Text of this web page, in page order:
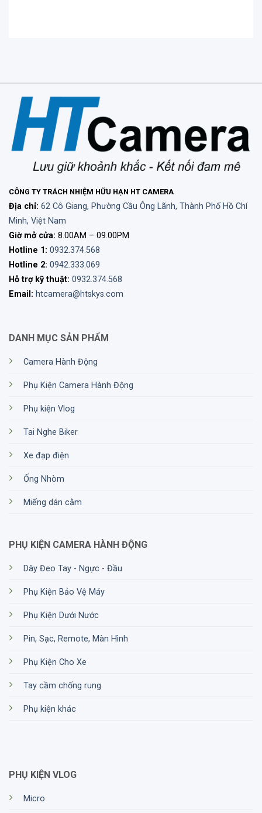
CÔNG TY TRÁCH NHIỆM HỮU HẠN HT CAMERA
Địa chỉ: 62 Cô Giang, Phường Cầu Ông Lãnh, Thành Phố Hồ Chí
Minh, Việt Nam
Giờ mở cửa: 8.00AM – 09.00PM
Hotline 1: 0932.374.568
Hotline 2: 0942.333.069
Hỗ trợ kỹ thuật: 0932.374.568
Email: htcamera@htskys.com
DANH MỤC SẢN PHẨM
Camera Hành Động
Phụ Kiện Camera Hành Động
Phụ kiện Vlog
Tai Nghe Biker
Xe đạp điện
Ống Nhòm
Miếng dán cằm
PHỤ KIỆN CAMERA HÀNH ĐỘNG
Dây Đeo Tay - Ngực - Đầu
Phụ Kiện Bảo Vệ Máy
Phụ Kiện Dưới Nước
Pin, Sạc, Remote, Màn Hình
Phụ Kiện Cho Xe
Tay cầm chống rung
Phụ kiện khác
PHỤ KIỆN VLOG
Micro